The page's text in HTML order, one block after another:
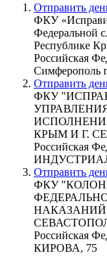
Отправить
ФКУ
Федеральной
Республике
Российская
Отправить
ФКУ
КРЫМ И Г.
Российская
Отправить
ФКУ
НАКАЗАНИЙ
Российская
КИРОВА, 75